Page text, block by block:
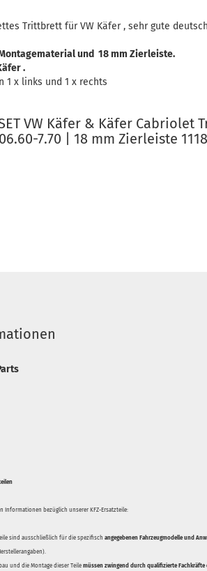
Trittbrett für VW Käfer , sehr gute
und 18 mm Zierleiste.
.
1 x links und 1 x rechts
VW Käfer & Käfer
7.70 | 18 mm Zierleiste
Informationen bezüglich unserer KFZ-Ersatzteile:
sind ausschließlich für die spezifisch angegebenen Fahrzeugmodelle und
und die Montage dieser Teile müssen zwingend durch qualifizierte Fachkräfte